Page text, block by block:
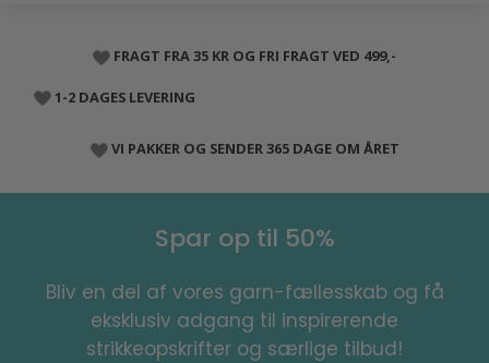
FRAGT FRA 35 KR OG FRI FRAGT VED 499,-
1-2 DAGES LEVERING
VI PAKKER OG SENDER 365 DAGE OM ÅRET
Spar op til 50%
Bliv en del af vores garn-fællesskab og få
eksklusiv adgang til inspirerende
strikkeopskrifter og særlige tilbud!